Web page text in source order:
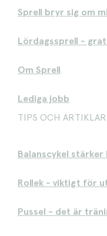
Sprell bryr sig om
Lördagssprell -
Om Sprell
Lediga jobb
TIPS OCH ARTIKLAR
Balanscykel stärker
Rollek - viktigt för
Pussel - det är